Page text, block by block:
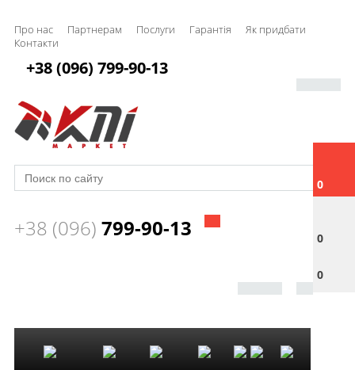
Про нас Партнерам Послуги Гарантія
Як придбати
Контакти
0
0
0
+38 (096) 799-90-13
+38 (096) 799-90-13